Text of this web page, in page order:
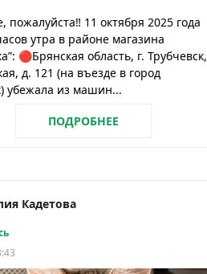
пожалуйста‼️ 11 октября 2025 года
утра в районе магазина
🔴Брянская область, г. Трубчевск,
д. 121 (на въезде в город
убежала из машин...
ПОДРОБНЕЕ
Кадетова